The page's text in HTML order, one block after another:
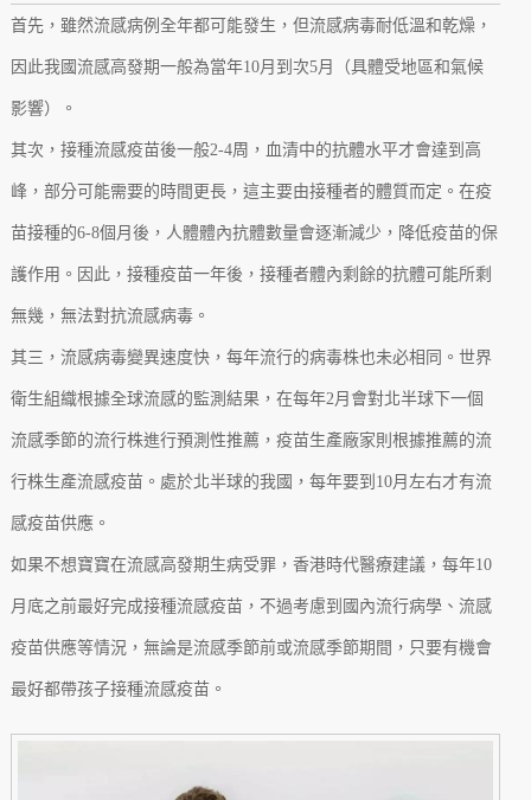
首先，雖然流感病例全年都可能發生，但流感病毒耐低溫和乾燥，
因此我國流感高發期一般為當年10月到次5月（具體受地區和氣候
影響）。
其次，接種流感疫苗後一般2-4周，血清中的抗體水平才會達到高
峰，部分可能需要的時間更長，這主要由接種者的體質而定。在疫
苗接種的6-8個月後，人體體內抗體數量會逐漸減少，降低疫苗的保
護作用。因此，接種疫苗一年後，接種者體內剩餘的抗體可能所剩
無幾，無法對抗流感病毒。
其三，流感病毒變異速度快，每年流行的病毒株也未必相同。世界
衛生組織根據全球流感的監測結果，在每年2月會對北半球下一個
流感季節的流行株進行預測性推薦，疫苗生產廠家則根據推薦的流
行株生產流感疫苗。處於北半球的我國，每年要到10月左右才有流
感疫苗供應。
如果不想寶寶在流感高發期生病受罪，香港時代醫療建議，每年10
月底之前最好完成接種流感疫苗，不過考慮到國內流行病學、流感
疫苗供應等情況，無論是流感季節前或流感季節期間，只要有機會
最好都帶孩子接種流感疫苗。